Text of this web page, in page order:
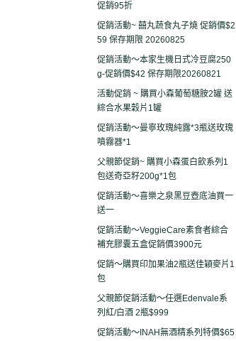
促銷95折
促銷活動~ 囍丸蔬食丸子燒 促銷價$2
59 保存期限 20260825
促銷活動～本家生機日式冷豆腐250
g-促銷價$42 保存期限20260821
活動促銷 ~ 購買小森葡萄糖胺2罐 送
綜合水果穀片1罐
促銷活動～曼寧玫瑰純露*3瓶送玫瑰
噴霧器*1
父親節促銷~ 購買小森蛋白飲系列1
包送奇亞籽200g*1包
促銷活動～喜樂之泉黑豆壺底油買一
送一
促銷活動～VeggieCare素食者綜合
補充膠囊五盒促銷價3900元
促銷～購買印加果油2瓶送佳穎麥片1
包
父親節促銷活動～任選Edenvale系
列紅/白酒 2瓶$999
促銷活動～INAH無酒精系列特價$65